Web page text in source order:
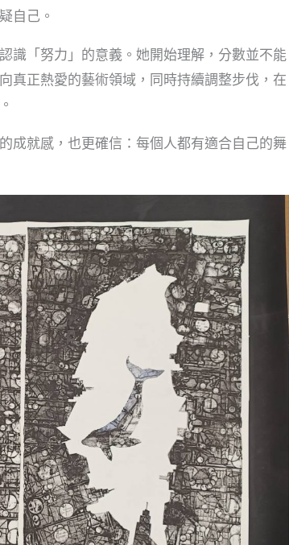
自己。
識「努力」的意義。她開始理解，分數並不能
真正熱愛的藝術領域，同時持續調整步伐，在
成就感，也更確信：每個人都有適合自己的舞